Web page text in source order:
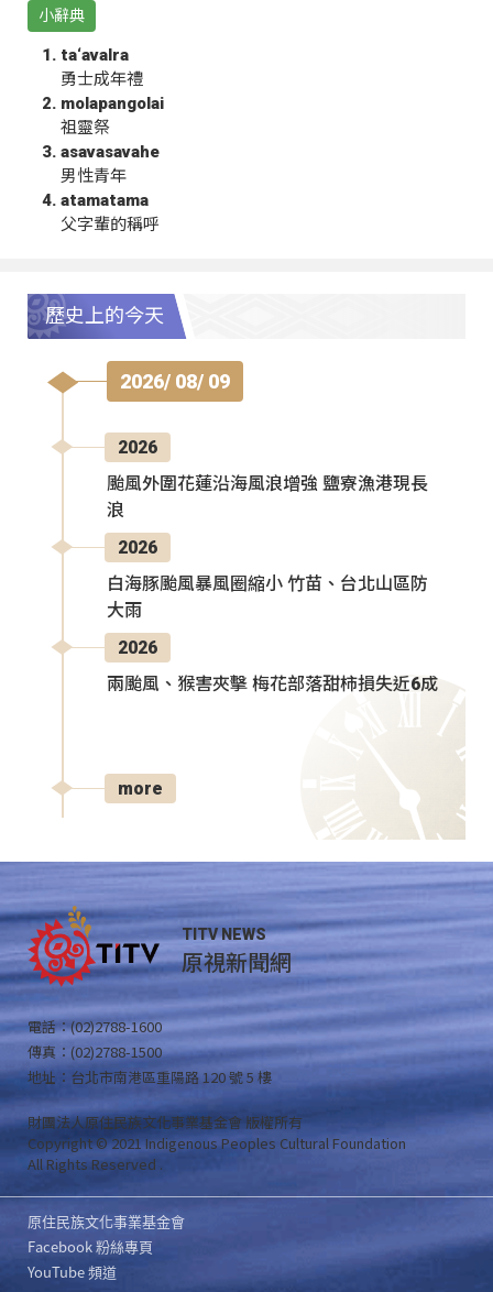
小辭典
ta‘avalra
勇士成年禮
molapangolai
祖靈祭
asavasavahe
男性青年
atamatama
父字輩的稱呼
歷史上的今天
2026/ 08/ 09
2026
颱風外圍花蓮沿海風浪增強 鹽寮漁港現長
浪
2026
白海豚颱風暴風圈縮小 竹苗、台北山區防
大雨
2026
兩颱風、猴害夾擊 梅花部落甜柿損失近6成
more
TITV NEWS
原視新聞網
電話：(02)2788-1600
傳真：(02)2788-1500
地址：台北市南港區重陽路 120 號 5 樓
財團法人原住民族文化事業基金會 版權所有
Copyright © 2021 Indigenous Peoples Cultural Foundation
All Rights Reserved .
原住民族文化事業基金會
Facebook 粉絲專頁
YouTube 頻道